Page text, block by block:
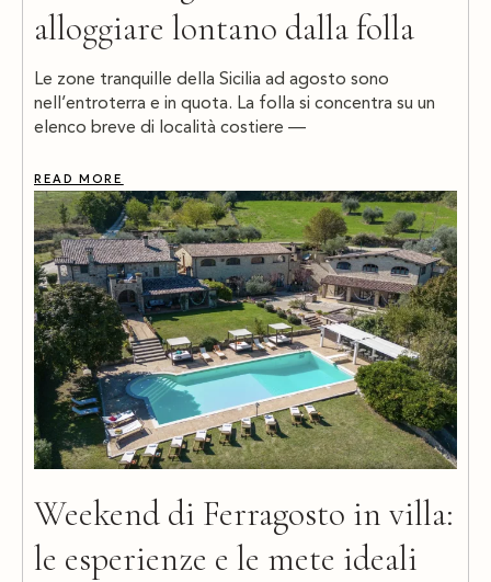
alloggiare lontano dalla folla
Le zone tranquille della Sicilia ad agosto sono
nell’entroterra e in quota. La folla si concentra su un
elenco breve di località costiere —
READ MORE
Weekend di Ferragosto in villa:
le esperienze e le mete ideali